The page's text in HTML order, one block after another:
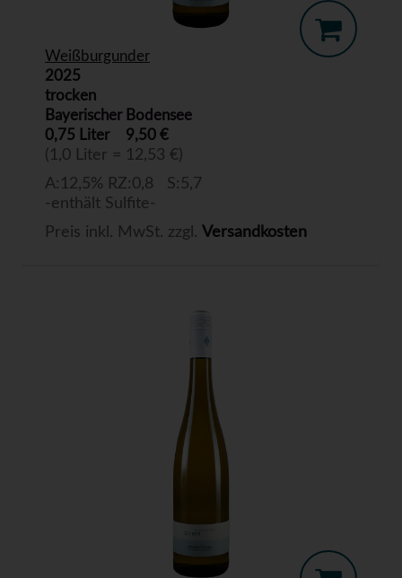
Weißburgunder
2025
trocken
Bayerischer Bodensee
0,75 Liter
9,50 €
(1,0 Liter = 12,53 €)
A:12,5% RZ:0,8 S:5,7
-enthält Sulfite-
Preis inkl. MwSt. zzgl. Versandkosten